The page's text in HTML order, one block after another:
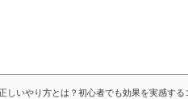
しいやり方とは？初心者でも効果を実感する